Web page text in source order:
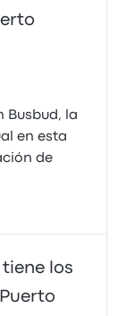
Busbud, la
en esta
de
los